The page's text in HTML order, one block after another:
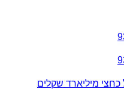
מיליארד שקלים